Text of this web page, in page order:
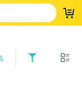
登